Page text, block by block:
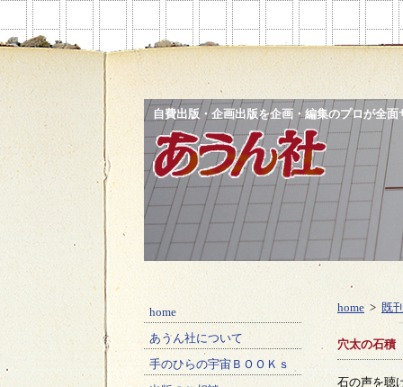
自費出版・企画出版を企画・編集のプロが全面
あうん社
home
あうん社について
手のひらの宇宙ＢＯＯＫｓ
home > 既
穴太の石
石の声を聴